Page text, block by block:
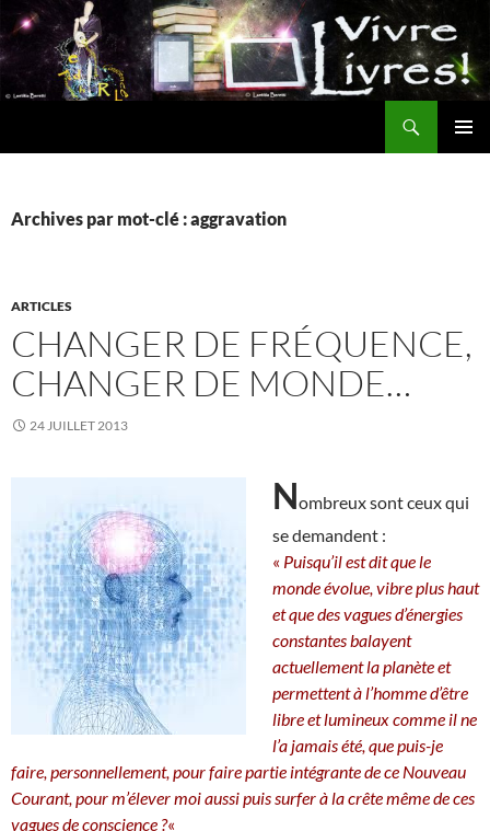
Aller
au
contenu
Archives par mot-clé : aggravation
ARTICLES
CHANGER DE FRÉQUENCE,
CHANGER DE MONDE…
24 JUILLET 2013
Nombreux sont ceux qui
se demandent :
« Puisqu’il est dit que le
monde évolue, vibre plus haut
et que des vagues d’énergies
constantes balayent
actuellement la planète et
permettent à l’homme d’être
libre et lumineux comme il ne
l’a jamais été, que puis-je
faire, personnellement, pour faire partie intégrante de ce Nouveau
Courant, pour m’élever moi aussi puis surfer à la crête même de ces
vagues de conscience ?«